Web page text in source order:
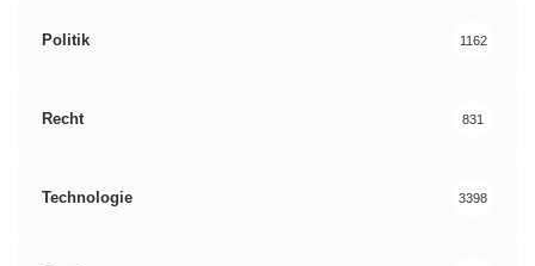
Politik 1162
Recht 831
Technologie 3398